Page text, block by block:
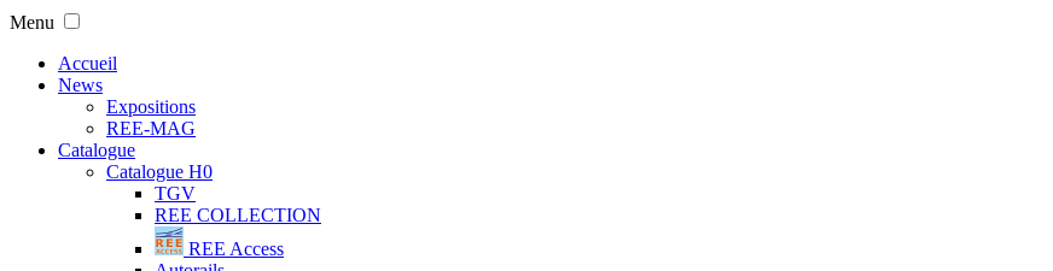
Menu
Accueil
News
Expositions
REE-MAG
Catalogue
Catalogue H0
TGV
REE COLLECTION
REE Access